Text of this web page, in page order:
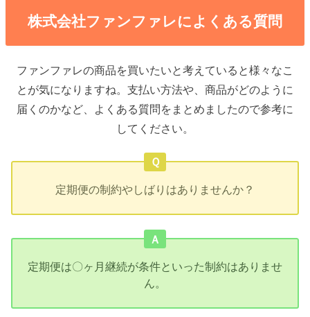
株式会社ファンファレによくある質問
ファンファレの商品を買いたいと考えていると様々なこ
とが気になりますね。支払い方法や、商品がどのように
届くのかなど、よくある質問をまとめましたので参考に
してください。
Ｑ
定期便の制約やしばりはありませんか？
Ａ
定期便は〇ヶ月継続が条件といった制約はありませ
ん。